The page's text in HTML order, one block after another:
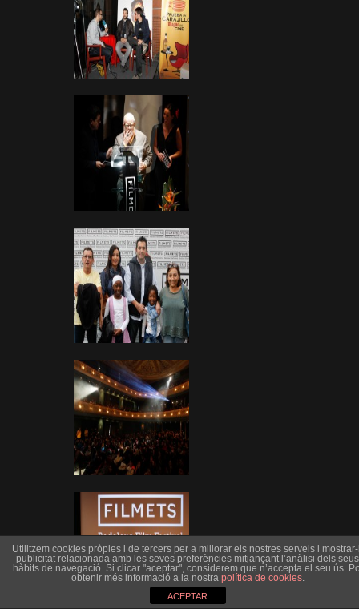
Utilitzem cookies pròpies i de tercers per a millorar els nostres serveis i
publicitat relacionada amb les seves preferències mitjançant l’anàlisi dels seus
hàbits de navegació. Si clicar "aceptar", considerem que n’accepta el seu ús.
obtenir més informació a la nostra política de cookies.
ACEPTAR